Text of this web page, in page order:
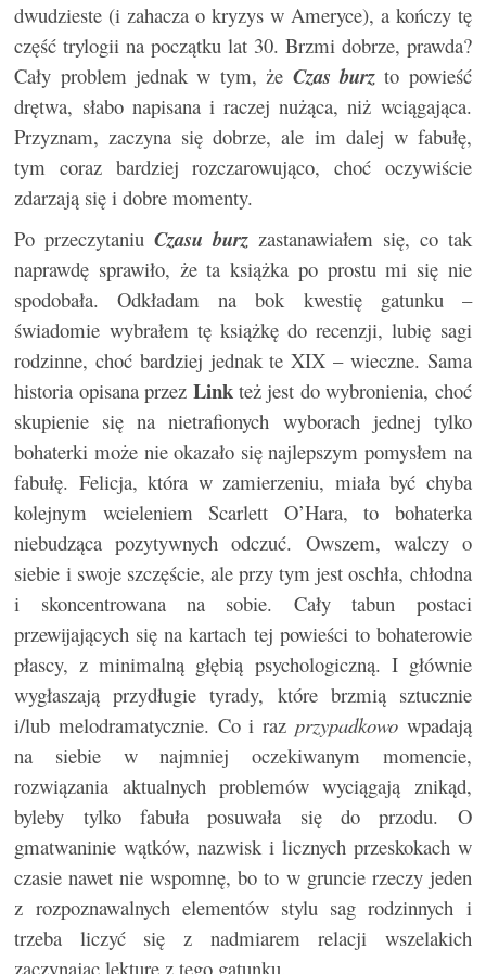
dwudzieste (i zahacza o kryzys w Ameryce), a kończy tę
część trylogii na początku lat 30. Brzmi dobrze, prawda?
Cały problem jednak w tym, że Czas burzto powieść
drętwa, słabo napisana i raczej nużąca, niż wciągająca.
Przyznam, zaczyna się dobrze, ale im dalej w fabułę,
tym coraz bardziej rozczarowująco, choć oczywiście
zdarzają się i dobre momenty.
Po przeczytaniuCzasu burz zastanawiałem się, co tak
naprawdę sprawiło, że ta książka po prostu mi się nie
spodobała. Odkładam na bok kwestię gatunku –
świadomie wybrałem tę książkę do recenzji, lubię sagi
rodzinne, choć bardziej jednak te XIX – wieczne. Sama
historia opisana przez Linkteż jest do wybronienia, choć
skupienie się na nietrafionych wyborach jednej tylko
bohaterki może nie okazało się najlepszym pomysłem na
fabułę. Felicja, która w zamierzeniu, miała być chyba
kolejnym wcieleniem Scarlett O’Hara, to bohaterka
niebudząca pozytywnych odczuć. Owszem, walczy o
siebie i swoje szczęście, ale przy tym jest oschła, chłodna
i skoncentrowana na sobie. Cały tabun postaci
przewijających się na kartach tej powieści to bohaterowie
płascy, z minimalną głębią psychologiczną. I głównie
wygłaszają przydługie tyrady, które brzmią sztucznie
i/lub melodramatycznie. Co i raz przypadkowowpadają
na siebie w najmniej oczekiwanym momencie,
rozwiązania aktualnych problemów wyciągają znikąd,
byleby tylko fabuła posuwała się do przodu. O
gmatwaninie wątków, nazwisk i licznych przeskokach w
czasie nawet nie wspomnę, bo to w gruncie rzeczy jeden
z rozpoznawalnych elementów stylu sag rodzinnych i
trzeba liczyć się z nadmiarem relacji wszelakich
zaczynając lekturę z tego gatunku.